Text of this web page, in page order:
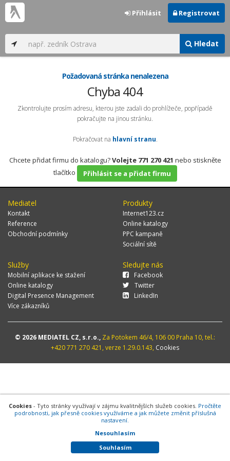
Hledat
Přihlásit Registrovat
Požadovaná stránka nenalezena
Chyba 404
Zkontrolujte prosím adresu, kterou jste zadali do prohlížeče, popřípadě
pokračujte na jinou stránku.
Pokračovat na hlavní stranu.
Chcete přidat firmu do katalogu?Volejte 771 270 421 nebo stiskněte
tlačítko
Přihlásit se a přidat firmu
Mediatel
Kontakt
Reference
Obchodní podmínky
Produkty
Internet123.cz
Online katalogy
PPC kampaně
Sociální sítě
Služby
Mobilní aplikace ke stažení
Online katalogy
Digital Presence Management
Více zákazníků
Sledujte nás
Facebook
Twitter
LinkedIn
© 2026 MEDIATEL CZ, s.r.o., Za Potokem 46/4, 106 00 Praha 10, tel.:
+420 771 270 421, verze 1.29.0.143, Cookies
Cookies - Tyto stránky využívají v zájmu kvalitnějších služeb cookies. Pročtěte
podrobnosti, jak přesně cookies využíváme a jak můžete změnit příslušná
nastavení.
Nesouhlasím
Souhlasím